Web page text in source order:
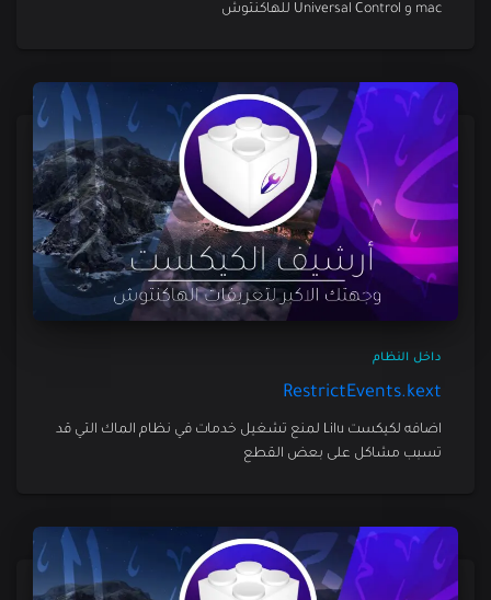
mac و Universal Control للهاكنتوش
داخل النظام
RestrictEvents.kext
اضافه لكيكست Lilu لمنع تشغيل خدمات في نظام الماك التي قد
تسبب مشاكل على بعض القطع